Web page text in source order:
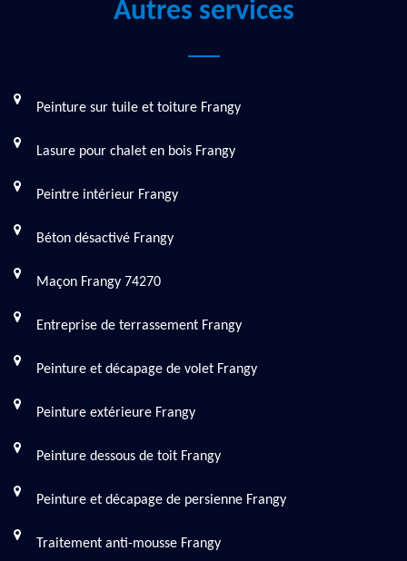
Autres services
Peinture sur tuile et toiture Frangy
Lasure pour chalet en bois Frangy
Peintre intérieur Frangy
Béton désactivé Frangy
Maçon Frangy 74270
Entreprise de terrassement Frangy
Peinture et décapage de volet Frangy
Peinture extérieure Frangy
Peinture dessous de toit Frangy
Peinture et décapage de persienne Frangy
Traitement anti-mousse Frangy